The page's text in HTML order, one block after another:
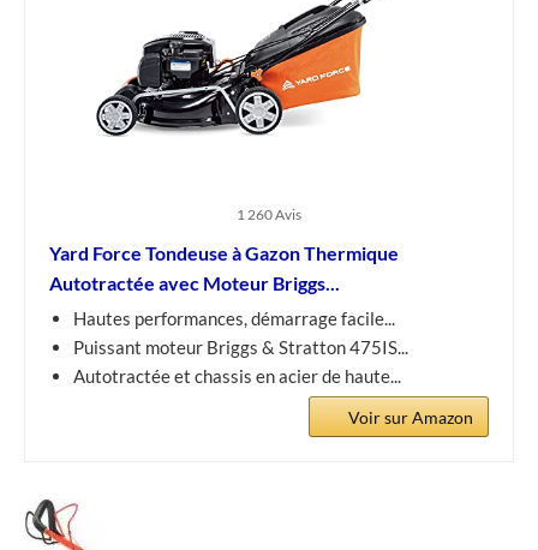
1 260 Avis
Yard Force Tondeuse à Gazon Thermique
Autotractée avec Moteur Briggs...
Hautes performances, démarrage facile...
Puissant moteur Briggs & Stratton 475IS...
Autotractée et chassis en acier de haute...
Voir sur Amazon